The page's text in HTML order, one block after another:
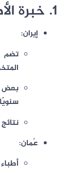
إيران:
تضم
بعض
سنويًا.
عُمان: